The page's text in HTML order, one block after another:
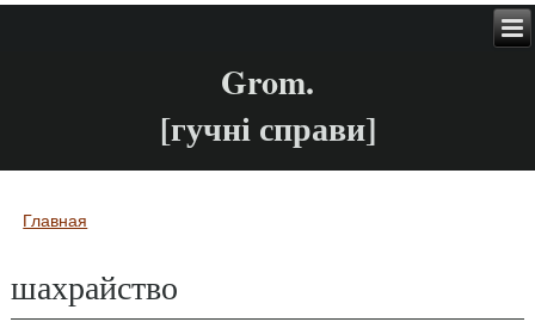
Grom.
[гучні справи]
Вы здесь
Главная
шахрайство